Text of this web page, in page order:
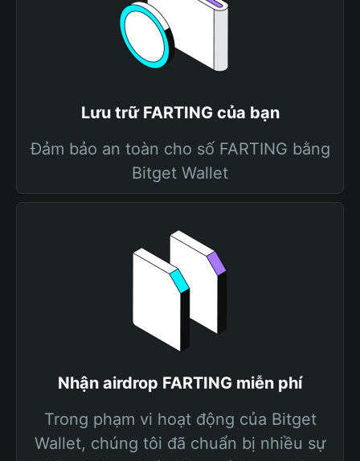
Lưu trữ FARTING của bạn
Đảm bảo an toàn cho số FARTING bằng
Bitget Wallet
Nhận airdrop FARTING miễn phí
Trong phạm vi hoạt động của Bitget
Wallet, chúng tôi đã chuẩn bị nhiều sự